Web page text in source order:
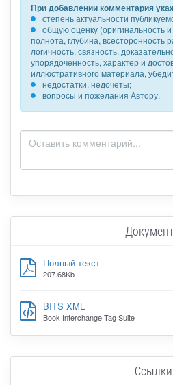
При добавлении комментария
степень актуальности
общую оценку (оригинальность
полнота, глубина, всесторонность
логичность, связность,
упорядоченность, характер и
иллюстративного материала,
недостатки, недочеты;
вопросы и пожелания Автору.
Полный текст
207.68Kb
BITS XML
Book Interchange Tag Suite
Ссылки